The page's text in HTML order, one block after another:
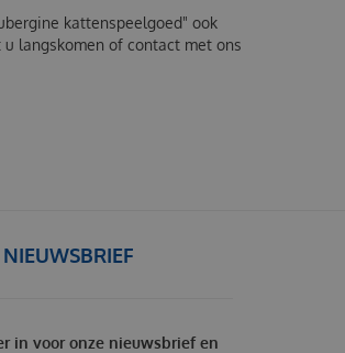
kattenspeelgoed" ook
langskomen of contact met ons
NIEUWSBRIEF
in voor onze nieuwsbrief en